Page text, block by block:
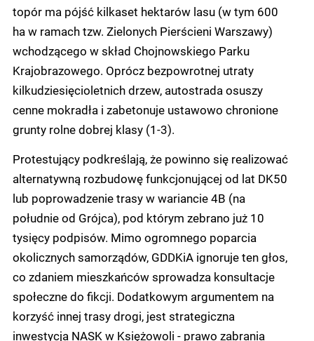
topór ma pójść kilkaset hektarów lasu (w tym 600
ha w ramach tzw. Zielonych Pierścieni Warszawy)
wchodzącego w skład Chojnowskiego Parku
Krajobrazowego. Oprócz bezpowrotnej utraty
kilkudziesięcioletnich drzew, autostrada osuszy
cenne mokradła i zabetonuje ustawowo chronione
grunty rolne dobrej klasy (1-3).
Protestujący podkreślają, że powinno się realizować
alternatywną rozbudowę funkcjonującej od lat DK50
lub poprowadzenie trasy w wariancie 4B (na
południe od Grójca), pod którym zebrano już 10
tysięcy podpisów. Mimo ogromnego poparcia
okolicznych samorządów, GDDKiA ignoruje ten głos,
co zdaniem mieszkańców sprowadza konsultacje
społeczne do fikcji. Dodatkowym argumentem na
korzyść innej trasy drogi, jest strategiczna
inwestycja NASK w Księżowoli - prawo zabrania